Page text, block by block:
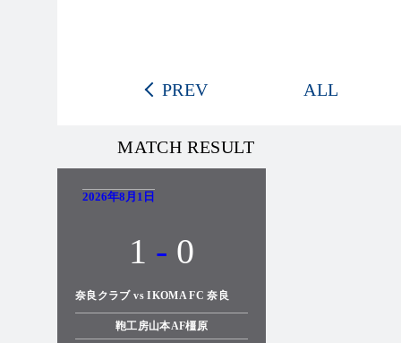
PREV ALL
MATCH RESULT
2026年8月1日
1 - 0
鞄工房山本AF橿原
奈良クラブ vs IKOMA FC 奈良